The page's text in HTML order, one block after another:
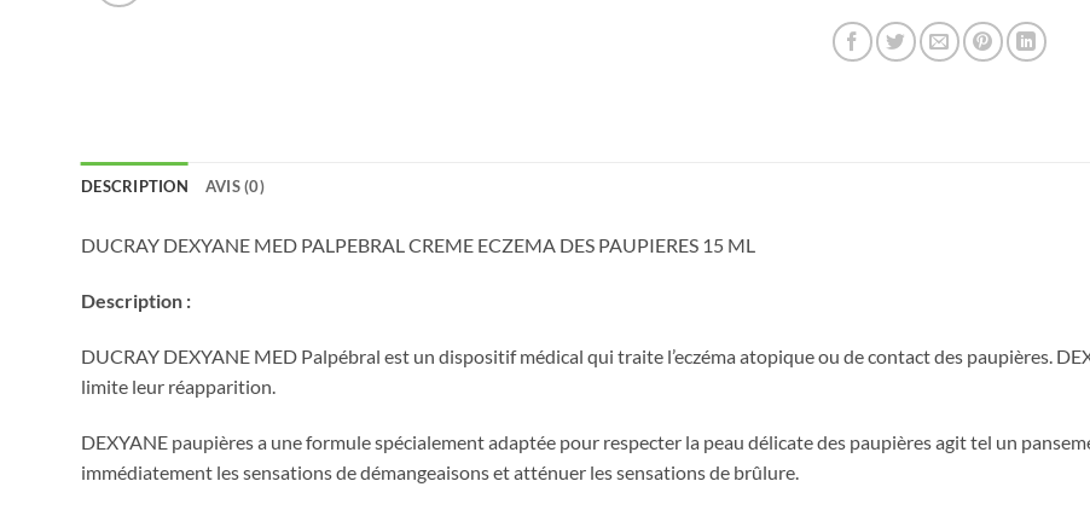
DESCRIPTION AVIS (0)
DUCRAY DEXYANE MED PALPEBRAL CREME ECZEMA DES PAUPIERES 15 ML
Description :
DUCRAY DEXYANE MED Palpébral est un dispositif médical qui traite l’eczéma atopique ou de contact des paupières.
limite leur réapparition.
DEXYANE paupières a une formule spécialement adaptée pour respecter la peau délicate des paupières agit tel un
immédiatement les sensations de démangeaisons et atténuer les sensations de brûlure.